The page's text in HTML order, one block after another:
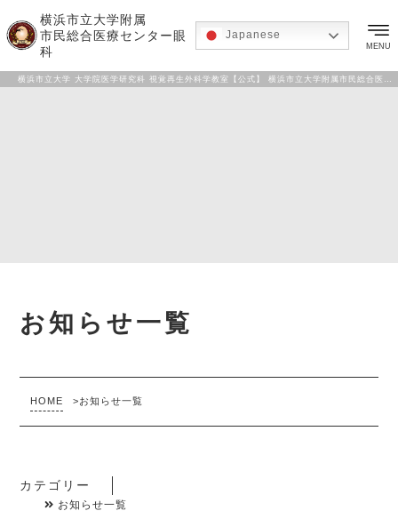
横浜市立大学 大学院医学研究科 視覚再生外科学教室【公式】 横浜市立大学附属市民総合医療センター 眼科
横浜市立大学附属
市民総合医療センター眼
科
Japanese
MENU
お知らせ一覧
HOME >お知らせ一覧
カテゴリー
お知らせ一覧